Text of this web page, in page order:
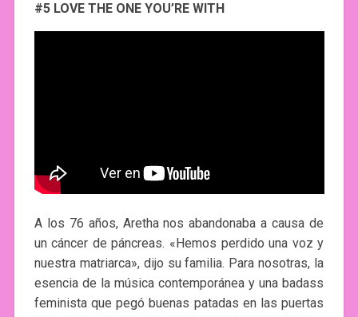
#5 LOVE THE ONE YOU’RE WITH
A los 76 años, Aretha nos abandonaba a causa de
un cáncer de páncreas. «Hemos perdido una voz y
nuestra matriarca», dijo su familia. Para nosotras, la
esencia de la música contemporánea y una badass
feminista que pegó buenas patadas en las puertas